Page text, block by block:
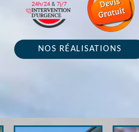
NOS RÉALISATIONS